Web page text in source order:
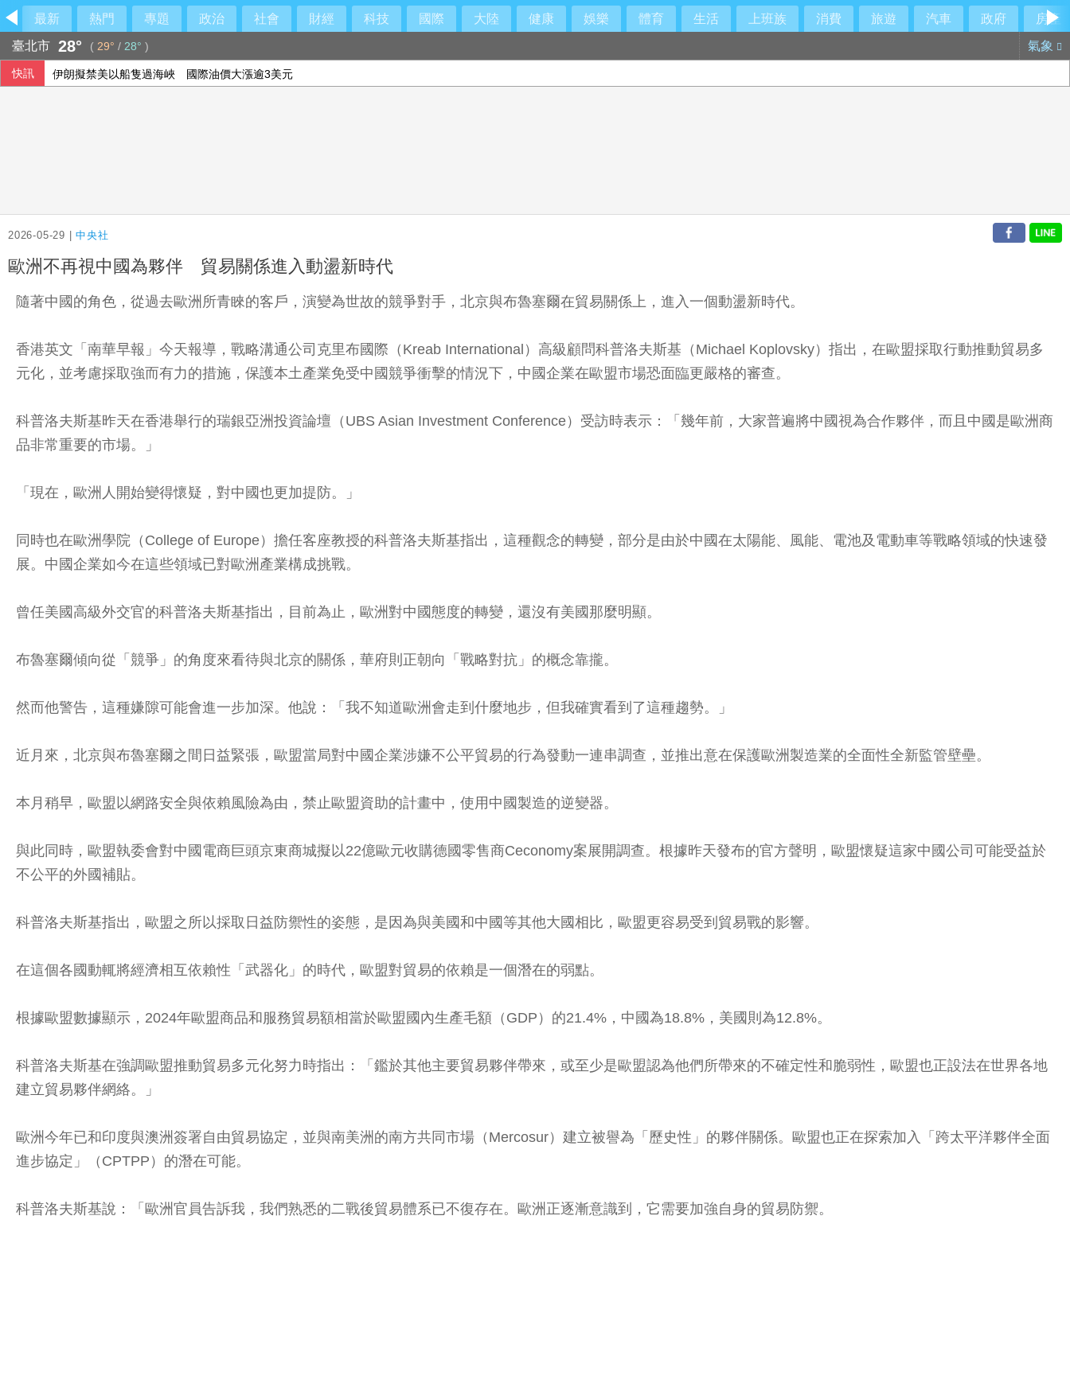
最新 熱門 專題 政治 社會 財經 科技 國際 大陸 健康 娛樂 體育 生活 上班族 消費 旅遊 汽車 政府
房產
臺北市 28° ( 29° / 28° ) 氣象
快訊 伊朗擬禁美以船隻過海峽 國際油價大漲逾3美元
2026-05-29 |中央社
歐洲不再視中國為夥伴 貿易關係進入動盪新時代
隨著中國的角色，從過去歐洲所青睞的客戶，演變為世故的競爭對手，北京與布魯塞爾在貿易關係上，進入一個動盪新時代。
香港英文「南華早報」今天報導，戰略溝通公司克里布國際（Kreab International）高級顧問科普洛夫斯基（Michael Koplovsky）指出，在歐盟採取行動推動貿易多
元化，並考慮採取強而有力的措施，保護本土產業免受中國競爭衝擊的情況下，中國企業在歐盟市場恐面臨更嚴格的審查。
科普洛夫斯基昨天在香港舉行的瑞銀亞洲投資論壇（UBS Asian Investment Conference）受訪時表示：「幾年前，大家普遍將中國視為合作夥伴，而且中國是歐洲商
品非常重要的市場。」
「現在，歐洲人開始變得懷疑，對中國也更加提防。」
同時也在歐洲學院（College of Europe）擔任客座教授的科普洛夫斯基指出，這種觀念的轉變，部分是由於中國在太陽能、風能、電池及電動車等戰略領域的快速發
展。中國企業如今在這些領域已對歐洲產業構成挑戰。
曾任美國高級外交官的科普洛夫斯基指出，目前為止，歐洲對中國態度的轉變，還沒有美國那麼明顯。
布魯塞爾傾向從「競爭」的角度來看待與北京的關係，華府則正朝向「戰略對抗」的概念靠攏。
然而他警告，這種嫌隙可能會進一步加深。他說：「我不知道歐洲會走到什麼地步，但我確實看到了這種趨勢。」
近月來，北京與布魯塞爾之間日益緊張，歐盟當局對中國企業涉嫌不公平貿易的行為發動一連串調查，並推出意在保護歐洲製造業的全面性全新監管壁壘。
本月稍早，歐盟以網路安全與依賴風險為由，禁止歐盟資助的計畫中，使用中國製造的逆變器。
與此同時，歐盟執委會對中國電商巨頭京東商城擬以22億歐元收購德國零售商Ceconomy案展開調查。根據昨天發布的官方聲明，歐盟懷疑這家中國公司可能受益於
不公平的外國補貼。
科普洛夫斯基指出，歐盟之所以採取日益防禦性的姿態，是因為與美國和中國等其他大國相比，歐盟更容易受到貿易戰的影響。
在這個各國動輒將經濟相互依賴性「武器化」的時代，歐盟對貿易的依賴是一個潛在的弱點。
根據歐盟數據顯示，2024年歐盟商品和服務貿易額相當於歐盟國內生產毛額（GDP）的21.4%，中國為18.8%，美國則為12.8%。
科普洛夫斯基在強調歐盟推動貿易多元化努力時指出：「鑑於其他主要貿易夥伴帶來，或至少是歐盟認為他們所帶來的不確定性和脆弱性，歐盟也正設法在世界各地
建立貿易夥伴網絡。」
歐洲今年已和印度與澳洲簽署自由貿易協定，並與南美洲的南方共同市場（Mercosur）建立被譽為「歷史性」的夥伴關係。歐盟也正在探索加入「跨太平洋夥伴全面
進步協定」（CPTPP）的潛在可能。
科普洛夫斯基說：「歐洲官員告訴我，我們熟悉的二戰後貿易體系已不復存在。歐洲正逐漸意識到，它需要加強自身的貿易防禦。